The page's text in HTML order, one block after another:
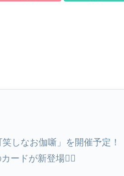
しなお伽噺」を開催予定！
ードが新登場🧙‍♀️